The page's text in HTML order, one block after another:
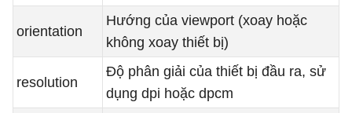
orientation
Hướng của viewport (xoay hoặc
không xoay thiết bị)
resolution
Độ phân giải của thiết bị đầu ra, sử
dụng dpi hoặc dpcm